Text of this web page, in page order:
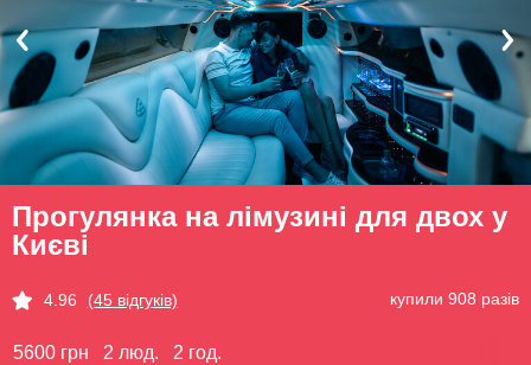
Прогулянка на лімузині для двох у
Києві
4.96 (45 відгуків) купили 908 разів
5600 грн 2 люд. 2 год.